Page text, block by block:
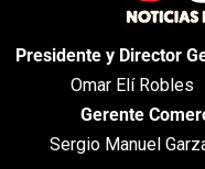
Presidente y Director
Omar Elí Robles
Gerente
Sergio Manuel